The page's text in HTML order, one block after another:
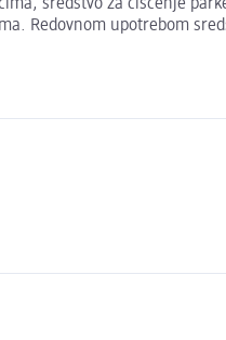
sredstvo za čišćenje
Redovnom upotrebom